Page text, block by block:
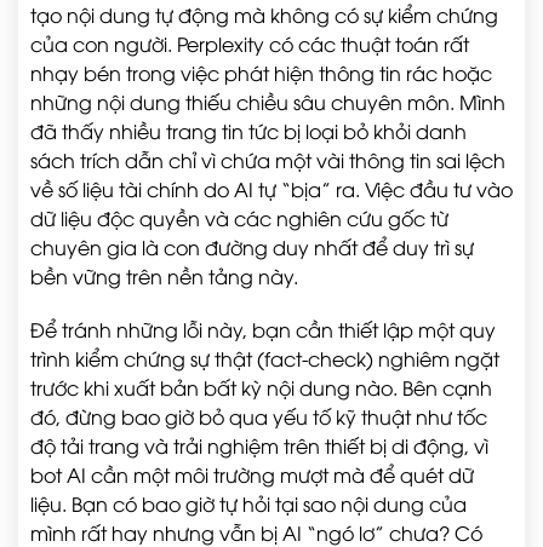
tạo nội dung tự động mà không có sự kiểm chứng
của con người. Perplexity có các thuật toán rất
nhạy bén trong việc phát hiện thông tin rác hoặc
những nội dung thiếu chiều sâu chuyên môn. Mình
đã thấy nhiều trang tin tức bị loại bỏ khỏi danh
sách trích dẫn chỉ vì chứa một vài thông tin sai lệch
về số liệu tài chính do AI tự “bịa” ra. Việc đầu tư vào
dữ liệu độc quyền và các nghiên cứu gốc từ
chuyên gia là con đường duy nhất để duy trì sự
bền vững trên nền tảng này.
Để tránh những lỗi này, bạn cần thiết lập một quy
trình kiểm chứng sự thật (fact-check) nghiêm ngặt
trước khi xuất bản bất kỳ nội dung nào. Bên cạnh
đó, đừng bao giờ bỏ qua yếu tố kỹ thuật như tốc
độ tải trang và trải nghiệm trên thiết bị di động, vì
bot AI cần một môi trường mượt mà để quét dữ
liệu. Bạn có bao giờ tự hỏi tại sao nội dung của
mình rất hay nhưng vẫn bị AI “ngó lơ” chưa? Có